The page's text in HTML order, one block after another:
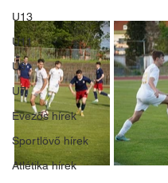
U13
U11
U9
U7
Evezős hírek
Sportlövő hírek
Atlétika hírek